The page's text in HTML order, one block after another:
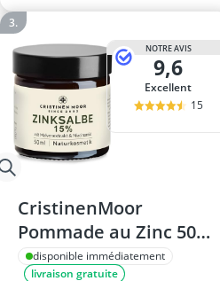
NOTRE AVIS
9,6
Excellent
15
CristinenMoor
Pommade au Zinc 50
mldisponible immédiatement
livraison gratuite